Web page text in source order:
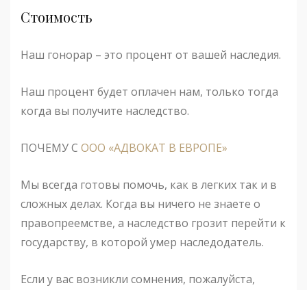
Стоимость
Наш гонорар – это процент от вашей наследия.
Наш процент будет оплачен нам, только тогда
когда вы получите наследство.
ПОЧЕМУ С ООО «АДВОКАТ В ЕВРОПЕ»
Мы всегда готовы помочь, как в легких так и в
сложных делах. Когда вы ничего не знаете о
правопреемстве, а наследство грозит перейти к
государству, в которой умер наследодатель.
Если у вас возникли сомнения, пожалуйста,